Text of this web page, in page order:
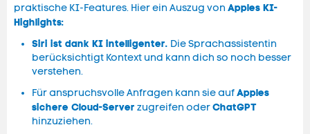
praktische KI-Features. Hier ein Auszug von Apples KI-
Highlights:
Siri ist dank KI intelligenter. Die Sprachassistentin
berücksichtigt Kontext und kann dich so noch besser
verstehen.
Für anspruchsvolle Anfragen kann sie aufApples
sichere Cloud-Server zugreifen oderChatGPT
hinzuziehen.